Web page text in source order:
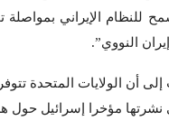
للنظام الإيراني
النووي”.
أن الولايات المتحدة
نشرتها مؤخرا إسرائيل حول